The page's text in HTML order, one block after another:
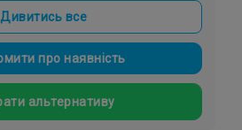
Полуниця Мохіто
Дивитись все
про наявність
альтернативу